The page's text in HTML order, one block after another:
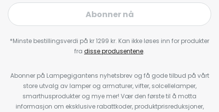
Abonner nå
*Minste bestillingsverdi på kr 1299 kr. Kan ikke løses inn for produkter
fra disse produsentene.
Abonner på Lampegigantens nyhetsbrev og få gode tilbud på vårt
store utvalg av lamper og armaturer, vifter, solcellelamper,
smarthusprodukter og mye mer! Vær den første til å motta
informasjon om eksklusive rabattkoder, produktprisreduksjoner,